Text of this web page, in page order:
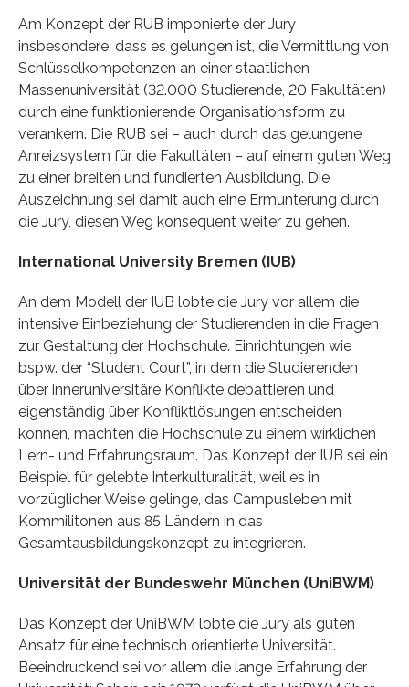
Am Konzept der RUB imponierte der Jury
insbesondere, dass es gelungen ist, die Vermittlung von
Schlüsselkompetenzen an einer staatlichen
Massenuniversität (32.000 Studierende, 20 Fakultäten)
durch eine funktionierende Organisationsform zu
verankern. Die RUB sei – auch durch das gelungene
Anreizsystem für die Fakultäten – auf einem guten Weg
zu einer breiten und fundierten Ausbildung. Die
Auszeichnung sei damit auch eine Ermunterung durch
die Jury, diesen Weg konsequent weiter zu gehen.
International University Bremen (IUB)
An dem Modell der IUB lobte die Jury vor allem die
intensive Einbeziehung der Studierenden in die Fragen
zur Gestaltung der Hochschule. Einrichtungen wie
bspw. der “Student Court”, in dem die Studierenden
über inneruniversitäre Konflikte debattieren und
eigenständig über Konfliktlösungen entscheiden
können, machten die Hochschule zu einem wirklichen
Lern- und Erfahrungsraum. Das Konzept der IUB sei ein
Beispiel für gelebte Interkulturalität, weil es in
vorzüglicher Weise gelinge, das Campusleben mit
Kommilitonen aus 85 Ländern in das
Gesamtausbildungskonzept zu integrieren.
Universität der Bundeswehr München (UniBWM)
Das Konzept der UniBWM lobte die Jury als guten
Ansatz für eine technisch orientierte Universität.
Beeindruckend sei vor allem die lange Erfahrung der